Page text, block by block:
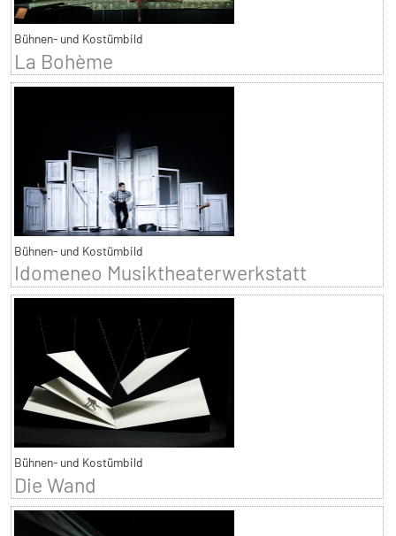
Bühnen- und Kostümbild
La Bohème
Bühnen- und Kostümbild
Idomeneo Musiktheaterwerkstatt
Bühnen- und Kostümbild
Die Wand